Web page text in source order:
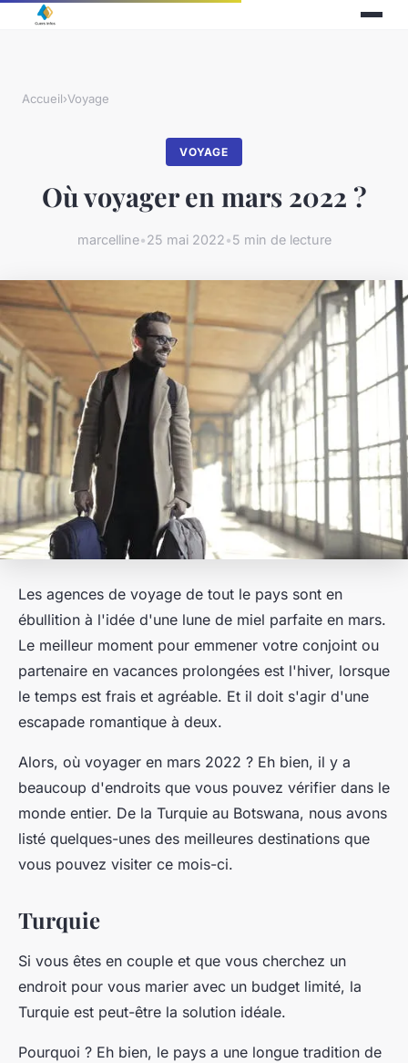
Accueil›Voyage
VOYAGE
Où voyager en mars 2022 ?
marcelline•25 mai 2022•5 min de lecture
Les agences de voyage de tout le pays sont en
ébullition à l'idée d'une lune de miel parfaite en mars.
Le meilleur moment pour emmener votre conjoint ou
partenaire en vacances prolongées est l'hiver, lorsque
le temps est frais et agréable. Et il doit s'agir d'une
escapade romantique à deux.
Alors, où voyager en mars 2022 ? Eh bien, il y a
beaucoup d'endroits que vous pouvez vérifier dans le
monde entier. De la Turquie au Botswana, nous avons
listé quelques-unes des meilleures destinations que
vous pouvez visiter ce mois-ci.
Turquie
Si vous êtes en couple et que vous cherchez un
endroit pour vous marier avec un budget limité, la
Turquie est peut-être la solution idéale.
Pourquoi ? Eh bien, le pays a une longue tradition de